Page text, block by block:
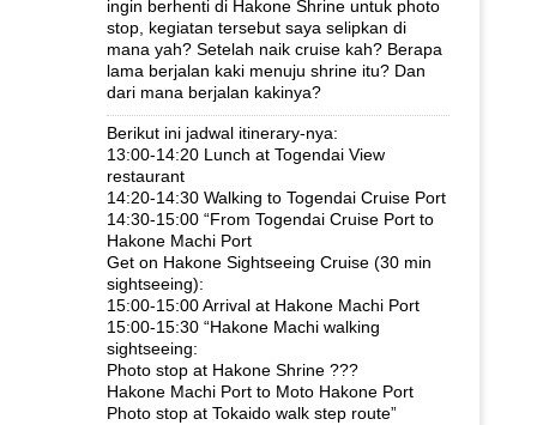
ingin berhenti di Hakone Shrine untuk photo
stop, kegiatan tersebut saya selipkan di
mana yah? Setelah naik cruise kah? Berapa
lama berjalan kaki menuju shrine itu? Dan
dari mana berjalan kakinya?
Berikut ini jadwal itinerary-nya:
13:00-14:20 Lunch at Togendai View
restaurant
14:20-14:30 Walking to Togendai Cruise Port
14:30-15:00 “From Togendai Cruise Port to
Hakone Machi Port
Get on Hakone Sightseeing Cruise (30 min
sightseeing):
15:00-15:00 Arrival at Hakone Machi Port
15:00-15:30 “Hakone Machi walking
sightseeing:
Photo stop at Hakone Shrine ???
Hakone Machi Port to Moto Hakone Port
Photo stop at Tokaido walk step route”